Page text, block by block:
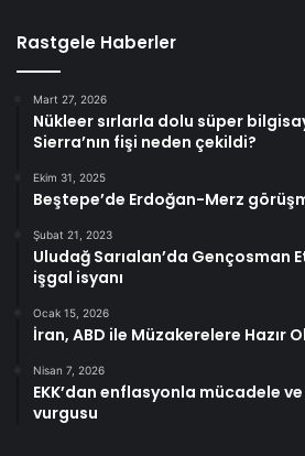
Rastgele Haberler
Mart 27, 2026
Nükleer sırlarla dolu süper
Sierra’nın fişi neden çekildi?
Ekim 31, 2025
Beştepe’de Erdoğan-Merz
Şubat 21, 2023
Uludağ Sarıalan’da Gençosman
işgal isyanı
Ocak 15, 2026
İran, ABD ile Müzakerelere Hazır
Nisan 7, 2026
EKK’dan enflasyonla mücadele ve
vurgusu